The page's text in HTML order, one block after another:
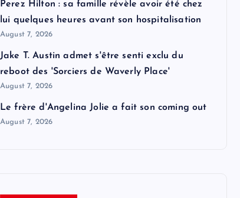
Perez Hilton : sa famille révèle avoir été chez
lui quelques heures avant son hospitalisation
August 7, 2026
Jake T. Austin admet s'être senti exclu du
reboot des 'Sorciers de Waverly Place'
August 7, 2026
Le frère d'Angelina Jolie a fait son coming out
August 7, 2026